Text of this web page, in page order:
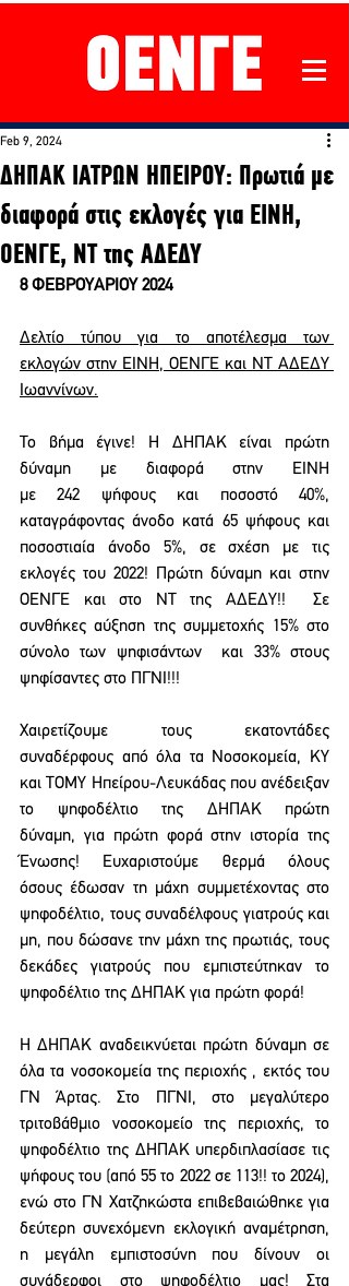
ΔΗΠΑΚ ΙΑΤΡΩΝ ΗΠΕΙΡΟΥ: Πρωτιά με
διαφορά στις εκλογές για ΕΙΝΗ,
ΟΕΝΓΕ, ΝΤ της ΑΔΕΔΥ
Feb 9, 2024
8 ΦΕΒΡΟΥΑΡΙΟΥ 2024
Δελτίο τύπου για το αποτέλεσμα των
εκλογών στην ΕΙΝΗ, ΟΕΝΓΕ και ΝΤ ΑΔΕΔΥ
Ιωαννίνων.
Το βήμα έγινε! Η ΔΗΠΑΚ είναι πρώτη
δύναμη με διαφορά στην ΕΙΝΗ
με 242 ψήφους και ποσοστό 40%,
καταγράφοντας άνοδο κατά 65 ψήφους και
ποσοστιαία άνοδο 5%, σε σχέση με τις
εκλογές του 2022! Πρώτη δύναμη και στην
ΟΕΝΓΕ και στο ΝΤ της ΑΔΕΔΥ!!  Σε
συνθήκες αύξηση της συμμετοχής 15% στο
σύνολο των ψηφισάντων  και 33% στους
ψηφίσαντες στο ΠΓΝΙ!!!
Χαιρετίζουμε τους εκατοντάδες
συναδέρφους από όλα τα Νοσοκομεία, ΚΥ
και ΤΟΜΥ Ηπείρου-Λευκάδας που ανέδειξαν
το ψηφοδέλτιο της ΔΗΠΑΚ πρώτη
δύναμη, για πρώτη φορά στην ιστορία της
Ένωσης! Ευχαριστούμε θερμά όλους
όσους έδωσαν τη μάχη συμμετέχοντας στο
ψηφοδέλτιο, τους συναδέλφους γιατρούς και
μη, που δώσανε την μάχη της πρωτιάς, τους
δεκάδες γιατρούς που εμπιστεύτηκαν το
ψηφοδέλτιο της ΔΗΠΑΚ για πρώτη φορά!
Η ΔΗΠΑΚ αναδεικνύεται πρώτη δύναμη σε
όλα τα νοσοκομεία της περιοχής , εκτός του
ΓΝ Άρτας. Στο ΠΓΝΙ, στο μεγαλύτερο
τριτοβάθμιο νοσοκομείο της περιοχής, το
ψηφοδέλτιο της ΔΗΠΑΚ υπερδιπλασίασε τις
ψήφους του (από 55 το 2022 σε 113!! το 2024),
ενώ στο ΓΝ Χατζηκώστα επιβεβαιώθηκε για
δεύτερη συνεχόμενη εκλογική αναμέτρηση,
η μεγάλη εμπιστοσύνη που δίνουν οι
συνάδερφοι στο ψηφοδέλτιο μας! Στα